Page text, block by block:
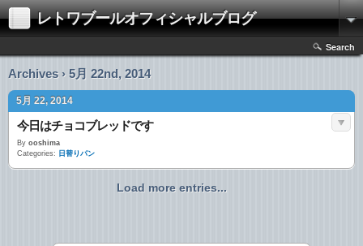
レトワブールオフィシャルブログ
Search
Archives › 5月 22nd, 2014
5月 22, 2014
今日はチョコブレッドです
By ooshima
Categories: 日替りパン
Load more entries...